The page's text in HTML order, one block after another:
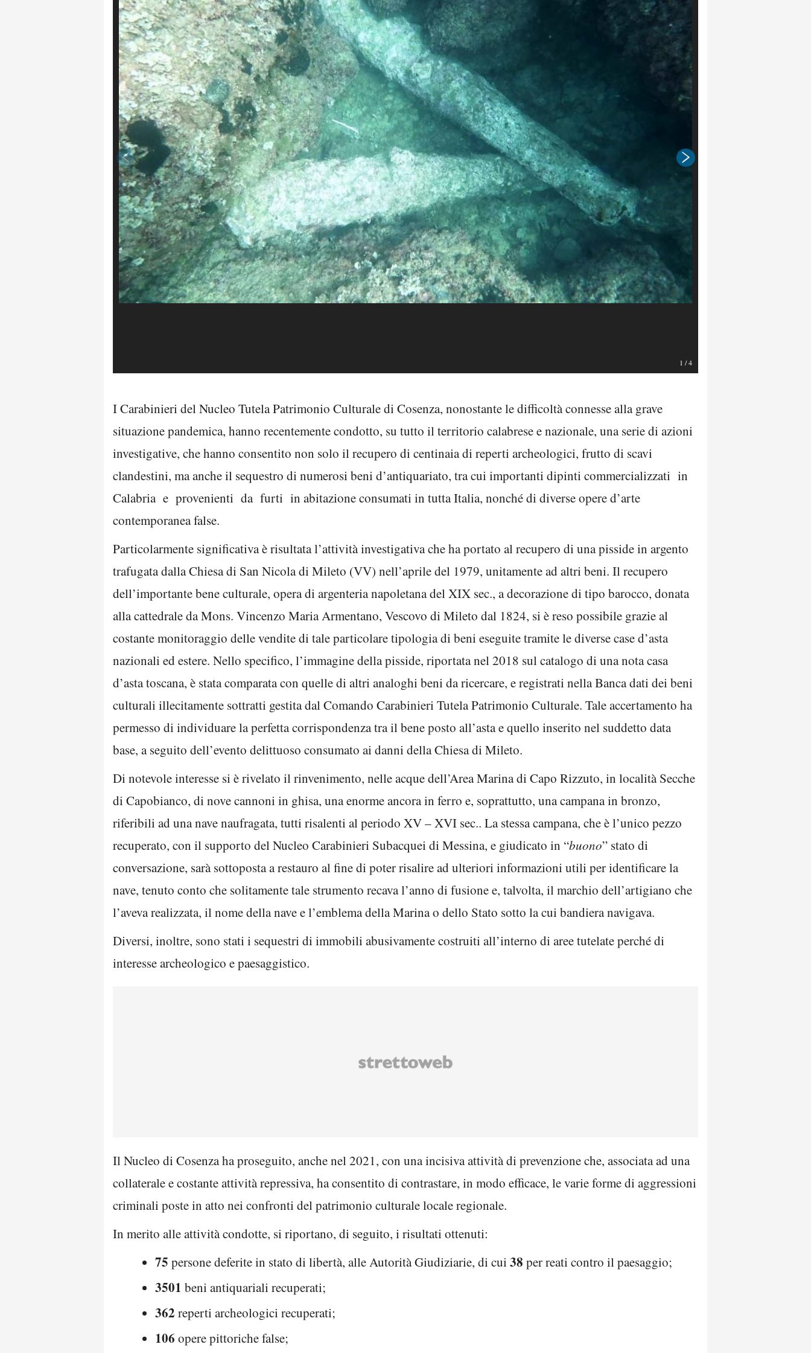
1 /4
I Carabinieri del Nucleo Tutela Patrimonio Culturale di Cosenza, nonostante le difficoltà connesse alla grave
situazione pandemica, hanno recentemente condotto, su tutto il territorio calabrese e nazionale, una serie di azioni
investigative, che hanno consentito non solo il recupero di centinaia di reperti archeologici, frutto di scavi
clandestini, ma anche il sequestro di numerosi beni d’antiquariato, tra cui importanti dipinti commercializzati in
Calabria e provenienti da furti in abitazione consumati in tutta Italia, nonché di diverse opere d’arte
contemporanea false.
Particolarmente significativa è risultata l’attività investigativa che ha portato al recupero di una pisside in argento
trafugata dalla Chiesa di San Nicola di Mileto (VV) nell’aprile del 1979, unitamente ad altri beni. Il recupero
dell’importante bene culturale, opera di argenteria napoletana del XIX sec., a decorazione di tipo barocco, donata
alla cattedrale da Mons. Vincenzo Maria Armentano, Vescovo di Mileto dal 1824, si è reso possibile grazie al
costante monitoraggio delle vendite di tale particolare tipologia di beni eseguite tramite le diverse case d’asta
nazionali ed estere. Nello specifico, l’immagine della pisside, riportata nel 2018 sul catalogo di una nota casa
d’asta toscana, è stata comparata con quelle di altri analoghi beni da ricercare, e registrati nella Banca dati dei beni
culturali illecitamente sottratti gestita dal Comando Carabinieri Tutela Patrimonio Culturale. Tale accertamento ha
permesso di individuare la perfetta corrispondenza tra il bene posto all’asta e quello inserito nel suddetto data
base, a seguito dell’evento delittuoso consumato ai danni della Chiesa di Mileto.
Di notevole interesse si è rivelato il rinvenimento, nelle acque dell’Area Marina di Capo Rizzuto, in località Secche
di Capobianco, di nove cannoni in ghisa, una enorme ancora in ferro e, soprattutto, una campana in bronzo,
riferibili ad una nave naufragata, tutti risalenti al periodo XV – XVI sec.. La stessa campana, che è l’unico pezzo
recuperato, con il supporto del Nucleo Carabinieri Subacquei di Messina, e giudicato in “buono” stato di
conversazione, sarà sottoposta a restauro al fine di poter risalire ad ulteriori informazioni utili per identificare la
nave, tenuto conto che solitamente tale strumento recava l’anno di fusione e, talvolta, il marchio dell’artigiano che
l’aveva realizzata, il nome della nave e l’emblema della Marina o dello Stato sotto la cui bandiera navigava.
Diversi, inoltre, sono stati i sequestri di immobili abusivamente costruiti all’interno di aree tutelate perché di
interesse archeologico e paesaggistico.
Il Nucleo di Cosenza ha proseguito, anche nel 2021, con una incisiva attività di prevenzione che, associata ad una
collaterale e costante attività repressiva, ha consentito di contrastare, in modo efficace, le varie forme di aggressioni
criminali poste in atto nei confronti del patrimonio culturale locale regionale.
In merito alle attività condotte, si riportano, di seguito, i risultati ottenuti:
75 persone deferite in stato di libertà, alle Autorità Giudiziarie, di cui 38 per reati contro il paesaggio;
3501 beni antiquariali recuperati;
362 reperti archeologici recuperati;
106 opere pittoriche false;